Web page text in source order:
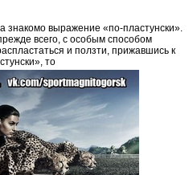
знакомо выражение «по-пластунски».
всего, с особым способом
и ползти, прижавшись к
то